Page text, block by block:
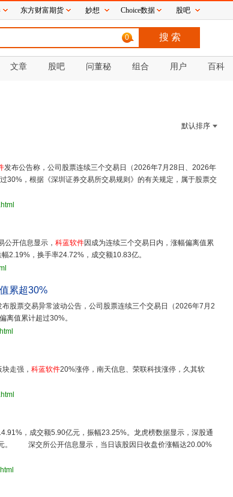
0
文章 股吧 问董秘 组合 用户 百科
默认排序
发布公告称，公司股票连续三个交易日（2026年7月28日、2026年
30%，根据《深圳证券交易所交易规则》的有关规定，属于股票交
开信息显示， 科蓝软件因成为连续三个交易日内，涨幅偏离值累
2.19%，换手率24.72%，成交额10.83亿。
累超30%
布股票交易异常波动公告，公司股票连续三个交易日（2026年7月2
离值累计超过30%。
走强， 科蓝软件20%涨停，南天信息、荣联科技涨停，久其软
，成交额5.90亿元，振幅23.25%。龙虎榜数据显示，深股通
。 深交所公开信息显示，当日该股因日收盘价涨幅达20.00%
东方财富期货 妙想 Choice数据 股吧